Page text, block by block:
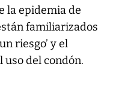
la epidemia de
familiarizados
riesgo’ y el
del condón.